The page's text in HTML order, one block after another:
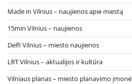
Made in Vilnius – naujienos apie miestą
15min Vilnius – naujienos
Delfi Vilnius – miesto naujienos
LRT Vilnius – aktualijos ir kultūra
Vilniaus planas – miesto planavimo įmonė